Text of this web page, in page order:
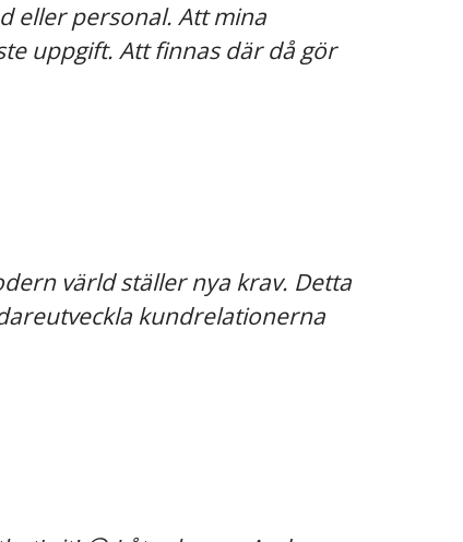
eller personal. Att mina
uppgift. Att finnas där då gör
värld ställer nya krav. Detta
kundrelationerna